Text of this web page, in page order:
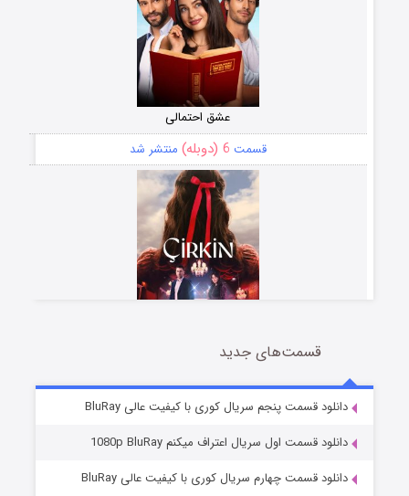
عشق احتمالی
قسمت 6 (دوبله) منتشر شد
سریال زشت
قسمت5 (زیرنویس) منتشر شد
قسمت‌های جدید
دانلود قسمت پنجم سریال کوری با کیفیت عالی BluRay
دانلود قسمت اول سریال اعتراف میکنم 1080p BluRay
دانلود قسمت چهارم سریال کوری با کیفیت عالی BluRay